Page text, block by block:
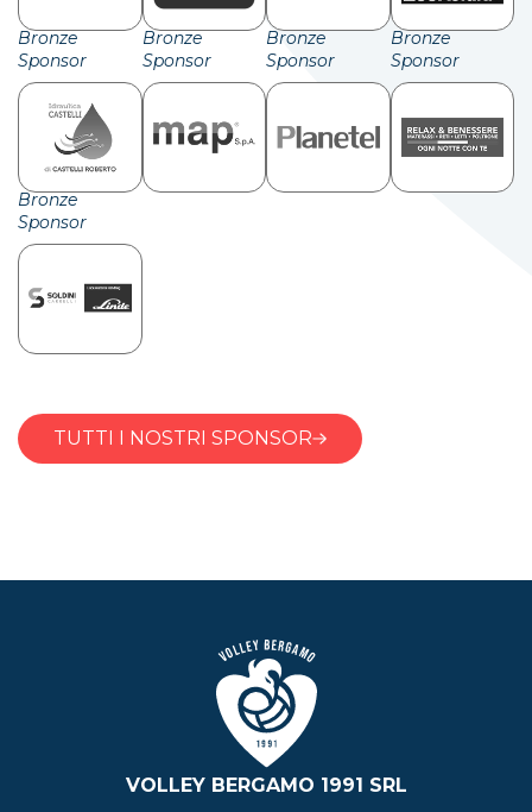
Bronze
Sponsor
Bronze
Sponsor
Bronze
Sponsor
Bronze
Sponsor
Bronze
Sponsor
TUTTI I NOSTRI SPONSOR
VOLLEY BERGAMO 1991 SRL